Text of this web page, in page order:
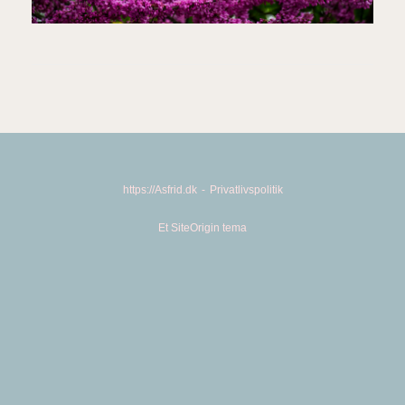
https://Asfrid.dk Privatlivspolitik
Et SiteOrigin tema